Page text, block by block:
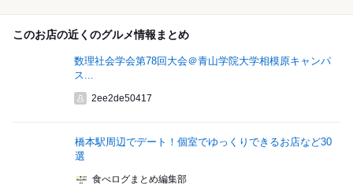
このお店の近くのグルメ情報まとめ
数理社会学会第78回大会＠青山学院大学相模原キャンパ
ス...
2ee2de50417
橋本駅周辺でデート！個室でゆっくりできるお店など30
選
食べログまとめ編集部